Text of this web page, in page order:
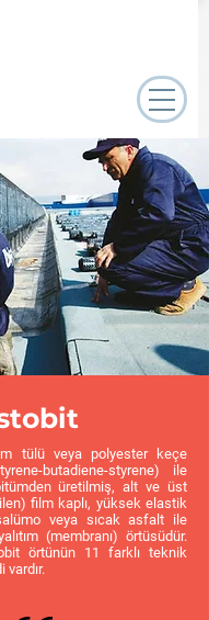
tülü veya polyester keçe
butadiene-styrene) ile
üretilmiş, alt ve üst
film kaplı, yüksek elastik
veya sıcak asfalt ile
(membranı) örtüsüdür.
örtünün 11 farklı teknik
vardır.